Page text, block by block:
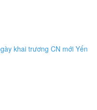
khai trương CN mới Yến